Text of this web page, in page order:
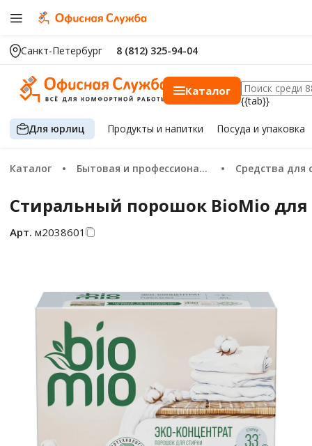
Санкт-Петербург 8 (812) 325-94-04
Каталог
{{tab}}
Для юрлиц Продуктыи напитки Посуда и упаковка
Каталог Бытовая и профессиональная химия Средства для
Стиральный порошок BioMio для
Арт. м2038601